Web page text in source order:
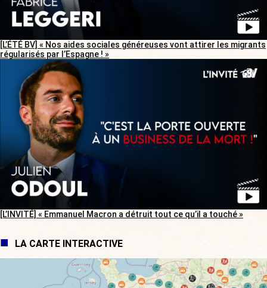
[L’ÉTÉ BV] « Nos aides sociales généreuses vont attirer les migrants
régularisés par l’Espagne ! »
[L’INVITÉ] « Emmanuel Macron a détruit tout ce qu’il a touché »
LA CARTE INTERACTIVE